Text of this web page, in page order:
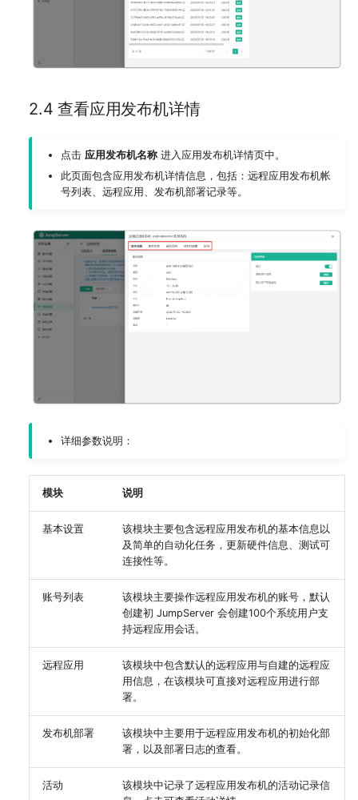
2.4 查看应用发布机详情
点击 应用发布机名称 进入应用发布机详情页中。
此页面包含应用发布机详情信息，包括：远程应用发布机帐
号列表、远程应用、发布机部署记录等。
详细参数说明：
模块 说明
基本设置
该模块主要包含远程应用发布机的基本信息以
及简单的自动化任务，更新硬件信息、测试可
连接性等。
账号列表
该模块主要操作远程应用发布机的账号，默认
创建初 JumpServer 会创建100个系统用户支
持远程应用会话。
远程应用
该模块中包含默认的远程应用与自建的远程应
用信息，在该模块可直接对远程应用进行部
署。
发布机部署
该模块中主要用于远程应用发布机的初始化部
署，以及部署日志的查看。
活动
该模块中记录了远程应用发布机的活动记录信